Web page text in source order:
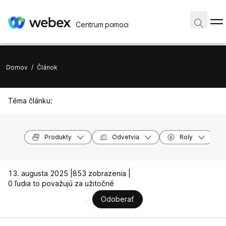
Centrum pomoci
Domov / Článok
Téma článku:
Produkty Odvetvia Roly
13. augusta 2025 | 853 zobrazenia |
0 ľudia to považujú za užitočné
Odoberať